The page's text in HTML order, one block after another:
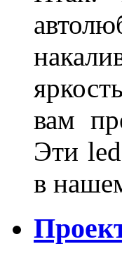
вам
Эти
в